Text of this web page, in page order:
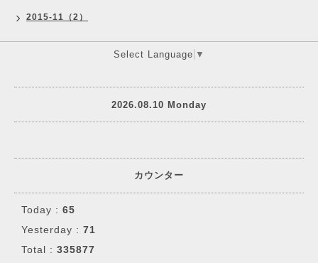
2015-11（2）
Select Language ▼
2026.08.10 Monday
カウンター
Today : 65
Yesterday : 71
Total : 335877